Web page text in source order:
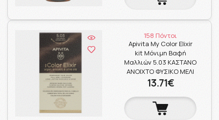
158 Πόντοι
Apivita My Color Elixir
kit Μόνιμη Βαφή
Μαλλιών 5.03 ΚΑΣΤΑΝΟ
ΑΝΟΙΧΤΟ ΦΥΣΙΚΟ ΜΕΛΙ
13.71€